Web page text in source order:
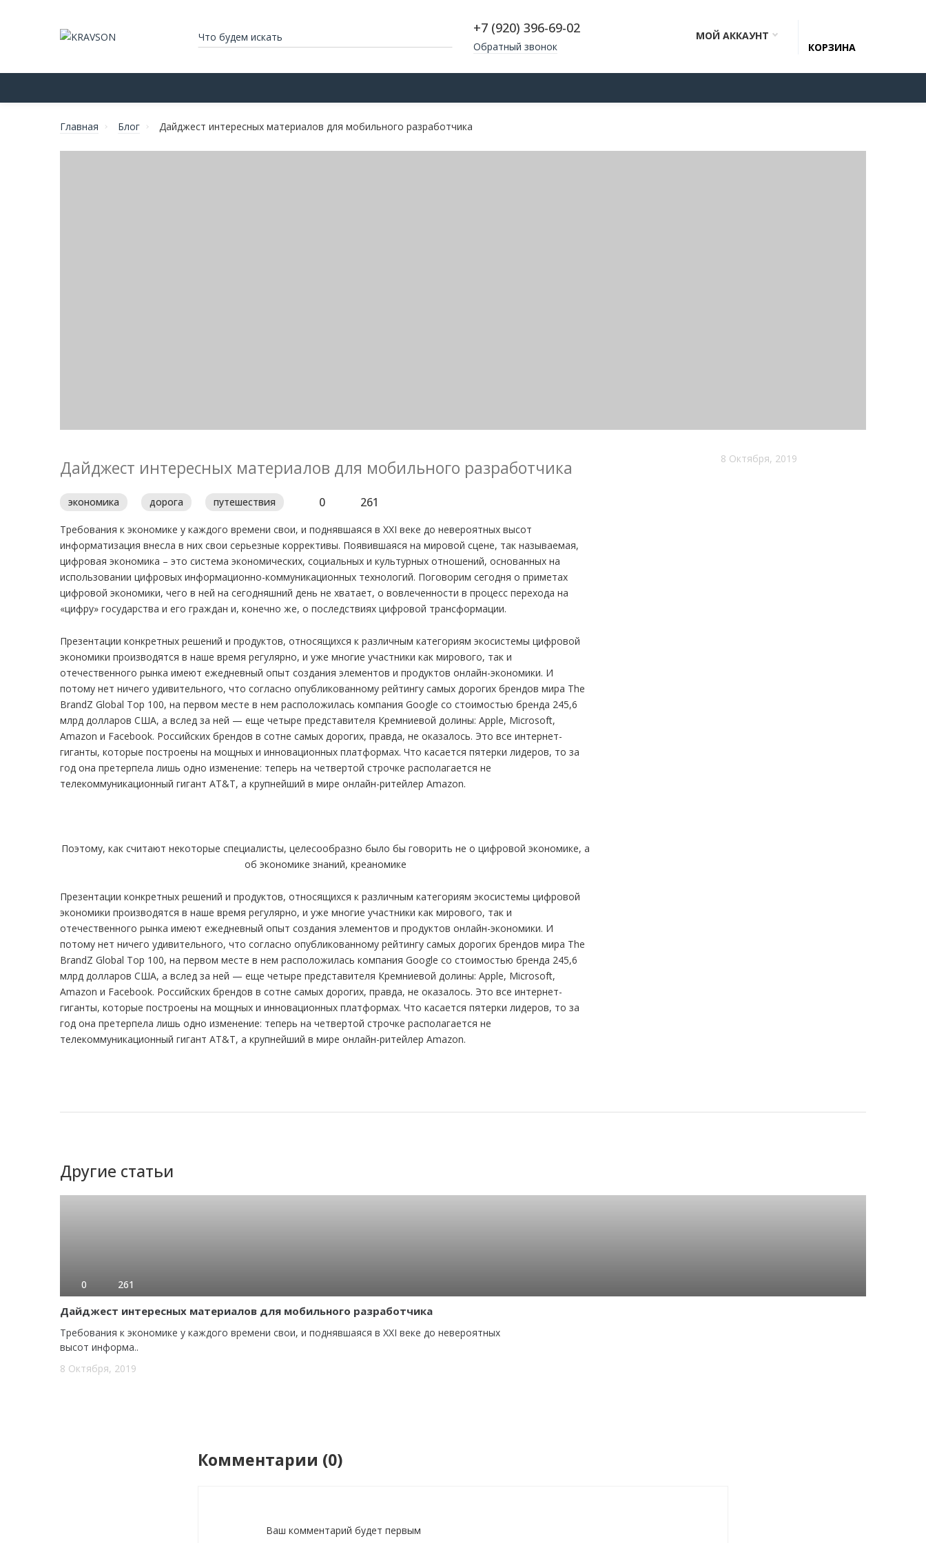
+7 (920) 396-69-02
Обратный звонок
МОЙ АККАУНТ
КОРЗИНА
Главная Блог Дайджест интересных материалов для мобильного разработчика
Дайджест интересных материалов для мобильного разработчика
экономика дорога путешествия 0 261
Требования к экономике у каждого времени свои, и поднявшаяся в XXI веке до невероятных высот
информатизация внесла в них свои серьезные коррективы. Появившаяся на мировой сцене, так называемая,
цифровая экономика – это система экономических, социальных и культурных отношений, основанных на
использовании цифровых информационно-коммуникационных технологий. Поговорим сегодня о приметах
цифровой экономики, чего в ней на сегодняшний день не хватает, о вовлеченности в процесс перехода на
«цифру» государства и его граждан и, конечно же, о последствиях цифровой трансформации.
Презентации конкретных решений и продуктов, относящихся к различным категориям экосистемы цифровой
экономики производятся в наше время регулярно, и уже многие участники как мирового, так и
отечественного рынка имеют ежедневный опыт создания элементов и продуктов онлайн-экономики. И
потому нет ничего удивительного, что согласно опубликованному рейтингу самых дорогих брендов мира The
BrandZ Global Top 100, на первом месте в нем расположилась компания Google со стоимостью бренда 245,6
млрд долларов США, а вслед за ней — еще четыре представителя Кремниевой долины: Apple, Microsoft,
Amazon и Facebook. Российских брендов в сотне самых дорогих, правда, не оказалось. Это все интернет-
гиганты, которые построены на мощных и инновационных платформах. Что касается пятерки лидеров, то за
год она претерпела лишь одно изменение: теперь на четвертой строчке располагается не
телекоммуникационный гигант AT&T, а крупнейший в мире онлайн-ритейлер Amazon.
Поэтому, как считают некоторые специалисты, целесообразно было бы говорить не о цифровой экономике, а
об экономике знаний, креаномике
Презентации конкретных решений и продуктов, относящихся к различным категориям экосистемы цифровой
экономики производятся в наше время регулярно, и уже многие участники как мирового, так и
отечественного рынка имеют ежедневный опыт создания элементов и продуктов онлайн-экономики. И
потому нет ничего удивительного, что согласно опубликованному рейтингу самых дорогих брендов мира The
BrandZ Global Top 100, на первом месте в нем расположилась компания Google со стоимостью бренда 245,6
млрд долларов США, а вслед за ней — еще четыре представителя Кремниевой долины: Apple, Microsoft,
Amazon и Facebook. Российских брендов в сотне самых дорогих, правда, не оказалось. Это все интернет-
гиганты, которые построены на мощных и инновационных платформах. Что касается пятерки лидеров, то за
год она претерпела лишь одно изменение: теперь на четвертой строчке располагается не
телекоммуникационный гигант AT&T, а крупнейший в мире онлайн-ритейлер Amazon.
8 Октября, 2019
Другие статьи
0 261
Дайджест интересных материалов для мобильного разработчика
Требования к экономике у каждого времени свои, и поднявшаяся в XXI веке до невероятных
высот информа..
8 Октября, 2019
Комментарии (0)
Ваш комментарий будет первым